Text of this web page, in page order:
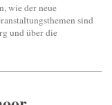
wie der neue
sind
und über die